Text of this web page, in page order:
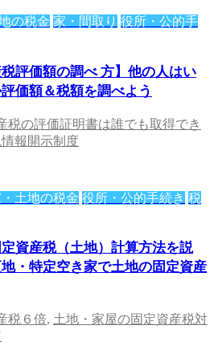
の税金 家・間取り 役所・公的手
税評価額の調べ 方】他の人はい
価額＆税額を調べよう
税の評価証明書は誰でも取得でき
報開示制度
土地の税金 役所・公的手続き 税
資産税（土地）計算方法を説
・特定空き家で土地の固定資産
税６倍, 土地・家屋の固定資産税対